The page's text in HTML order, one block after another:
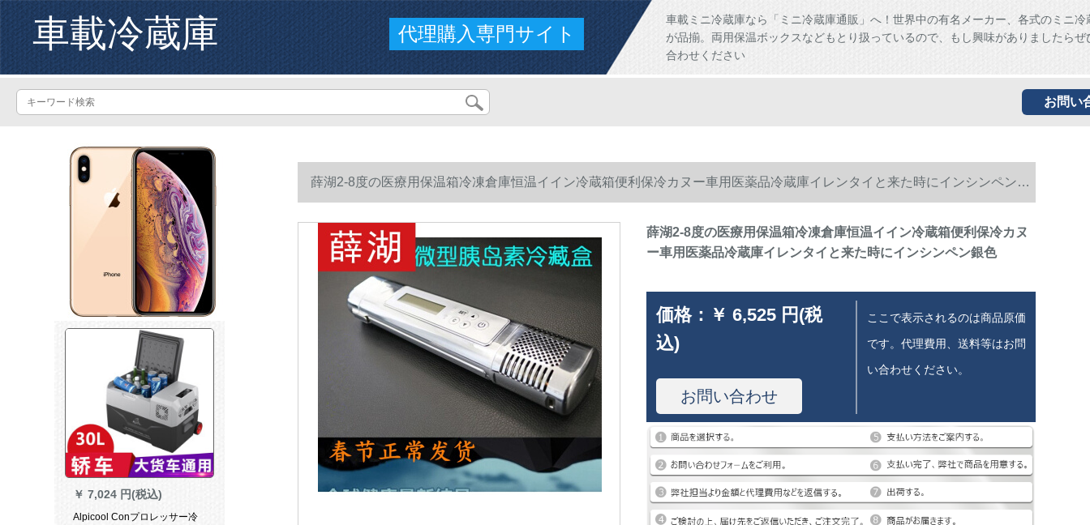
車載冷蔵庫 代理購入専門サイト
車載ミニ冷蔵庫なら「ミニ冷蔵庫通販」へ！世界中の有名メーカー、各式のミニ冷
が品揃。両用保温ボックスなどもとり扱っているので、もし興味がありましたらぜ
合わせください
お問い
￥ 7,024 円(税込)
Alpicool Conプロレッサー冷
薛湖2-8度の医療用保温箱冷凍倉庫恒温イイン冷蔵箱便利保冷カヌー車用医薬品冷蔵庫イレンタイと来た時にインシンペン銀
色
薛湖2-8度の医療用保温箱冷凍倉庫恒温イイン冷蔵箱便利保冷カヌ
ー車用医薬品冷蔵庫イレンタイと来た時にインシンペン銀色
価格： ￥ 6,525 円(税
込)
お問い合わせ
ここで表示されるのは商品原価
です。代理費用、送料等はお問
い合わせください。